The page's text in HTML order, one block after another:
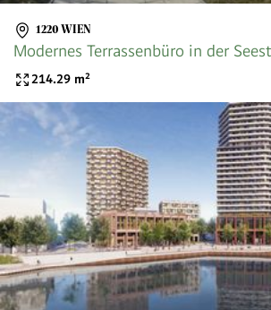
1220 WIEN
Modernes Terrassenbüro in der
214.29 m²